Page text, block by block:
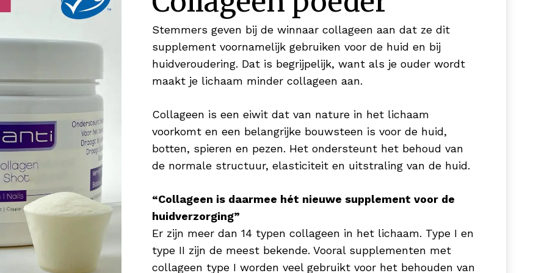
blijven.
Zink voor Nagels
Zink is onderdeel van vele enzymen in het lichaam. Enzymen zijn stoffen die
nodig zijn om processen in het lichaam mogelijk te maken. Zink kan ontzettend
veel betekenen voor je haar. Het draagt bij tot de instandhouding van normaal
haar & nagels. Daarnaast is het goed voor haargroei en maakt het je haren &
nagels sterk en in topconditie Wie wil er nu niet vol & glanzend haar 😉
Koper voor Pigmentatie
Koper is een nuttig mineraal en heeft een positief resultaat op huid en haar.
Koper bevordert de normale pigmentatie van de huid én het haar.
Hyaluronzuur als Vochtinbrenger
Hyaluronzuur is booming! Verschillende verzorgingsproducten bieden het
geweldige bestandsdeel aan in serums en/of daghydratatie. Hyaluronzuur is een
Stemmers geven bij de winnaar collageen aan dat ze dit
supplement voornamelijk gebruiken voor de huid en bij
huidveroudering. Dat is begrijpelijk, want als je ouder wordt
maakt je lichaam minder collageen aan.
Collageen is een eiwit dat van nature in het lichaam
voorkomt en een belangrijke bouwsteen is voor de huid,
botten, spieren en pezen. Het ondersteunt het behoud van
de normale structuur, elasticiteit en uitstraling van de huid.
“Collageen is daarmee hét nieuwe supplement voor de
huidverzorging”
Er zijn meer dan 14 typen collageen in het lichaam. Type I en
type II zijn de meest bekende. Vooral supplementen met
collageen type I worden veel gebruikt voor het behouden van